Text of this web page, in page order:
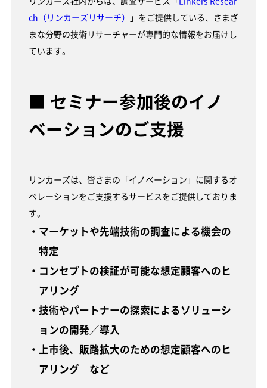
ch（リンカーズリサーチ）
」をご提供している、さまざ
まな分野の技術リサーチャーが専門的な情報をお届けし
ています。
■ セミナー参加後のイノ
ベーションのご支援
リンカーズは、皆さまの「イノベーション」に関するオ
ペレーションをご支援するサービスをご提供しておりま
す。
・マーケットや先端技術の調査による機会の
特定
・コンセプトの検証が可能な想定顧客へのヒ
アリング
・技術やパートナーの探索によるソリューシ
ョンの開発／導入
・上市後、販路拡大のための想定顧客へのヒ
アリング など